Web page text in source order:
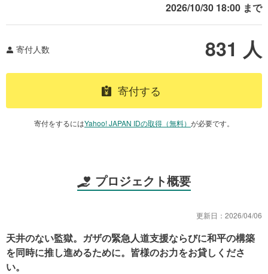
2026/10/30 18:00 まで
寄付人数 831 人
寄付する
寄付をするにはYahoo! JAPAN IDの取得（無料） が必要です。
プロジェクト概要
更新日： 2026/04/06
天井のない監獄。ガザの緊急人道支援ならびに和平の構築
を同時に推し進めるために。皆様のお力をお貸しくださ
い。